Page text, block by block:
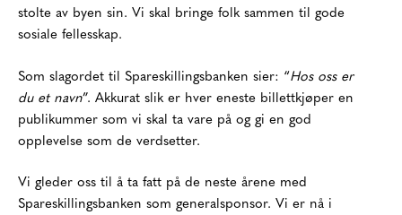
stolte av byen sin. Vi skal bringe folk sammen til gode
sosiale fellesskap.
Som slagordet til Spareskillingsbanken sier: “Hos oss er
du et navn”. Akkurat slik er hver eneste billettkjøper en
publikummer som vi skal ta vare på og gi en god
opplevelse som de verdsetter.
Vi gleder oss til å ta fatt på de neste årene med
Spareskillingsbanken som generalsponsor. Vi er nå i